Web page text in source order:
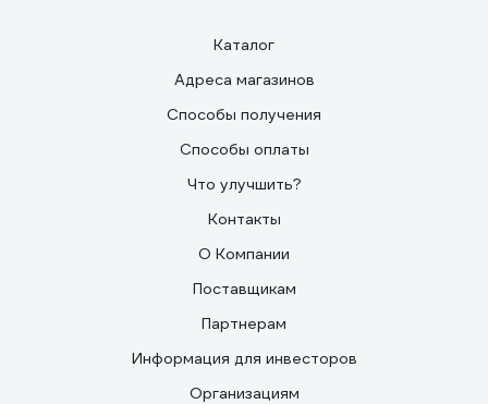
Каталог
Адреса магазинов
Способы получения
Способы оплаты
Что улучшить?
Контакты
О Компании
Поставщикам
Партнерам
Информация для инвесторов
Организациям